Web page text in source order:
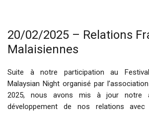
20/02/2025 – Relations
Malaisiennes
Suite à notre participation au
Malaysian Night organisé par
2025, nous avons mis à jour notre
développement de nos relations